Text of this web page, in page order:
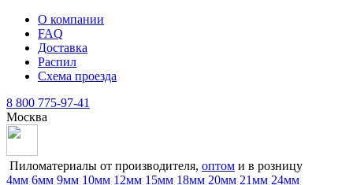
О компании
FAQ
Доставка
Распил
Схема проезда
8 800 775-97-41
Москва
Пиломатериалы от производителя, оптом и в розницу
4мм 6мм 9мм 10мм 12мм 15мм 18мм 20мм 21мм 24мм